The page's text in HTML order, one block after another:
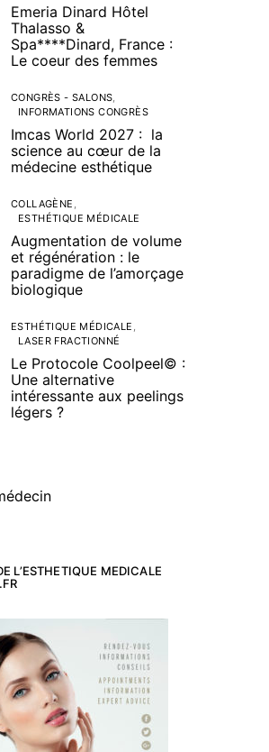
Emeria Dinard Hôtel
Thalasso &
Spa****Dinard, France :
Le coeur des femmes
CONGRÈS - SALONS
INFORMATIONS CONGRÈS
Imcas World 2027 : la
science au cœur de la
médecine esthétique
COLLAGÈNE
ESTHÉTIQUE MÉDICALE
Augmentation de volume
et régénération : le
paradigme de l’amorçage
biologique
ESTHÉTIQUE MÉDICALE
LASER FRACTIONNÉ
Le Protocole Coolpeel© :
Une alternative
intéressante aux peelings
légers ?
L’ESTHETIQUE MEDICALE